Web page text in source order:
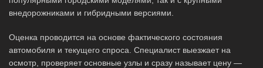
внедорожниками и гибридными версиями.
Оценка проводится на основе фактического состояния
автомобиля и текущего спроса. Специалист выезжает на
осмотр, проверяет основные узлы и сразу называет цену —